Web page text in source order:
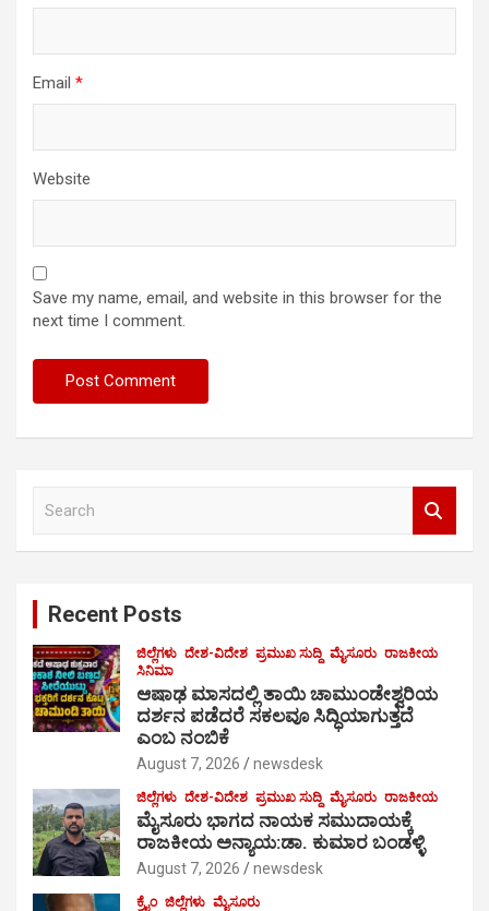
Email *
Website
Save my name, email, and website in this browser for the
next time I comment.
Recent Posts
ಜಿಲ್ಲೆಗಳು ದೇಶ-ವಿದೇಶ ಪ್ರಮುಖ ಸುದ್ದಿ ಮೈಸೂರು ರಾಜಕೀಯ
ಸಿನಿಮಾ
ಆಷಾಢ ಮಾಸದಲ್ಲಿ ತಾಯಿ ಚಾಮುಂಡೇಶ್ವರಿಯ
ದರ್ಶನ ಪಡೆದರೆ ಸಕಲವೂ ಸಿದ್ಧಿಯಾಗುತ್ತದೆ
ಎಂಬ ನಂಬಿಕೆ
August 7, 2026 newsdesk
ಜಿಲ್ಲೆಗಳು ದೇಶ-ವಿದೇಶ ಪ್ರಮುಖ ಸುದ್ದಿ ಮೈಸೂರು ರಾಜಕೀಯ
ಮೈಸೂರು ಭಾಗದ ನಾಯಕ ಸಮುದಾಯಕ್ಕೆ
ರಾಜಕೀಯ ಅನ್ಯಾಯ:ಡಾ. ಕುಮಾರ ಬಂಡಳ್ಳಿ
August 7, 2026 newsdesk
ಕ್ರೈಂ ಜಿಲ್ಲೆಗಳು ಮೈಸೂರು